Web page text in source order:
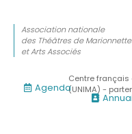
Association nationale
des Théâtres de
et Arts Associés
Centre français
(UNIMA) -
Agenda